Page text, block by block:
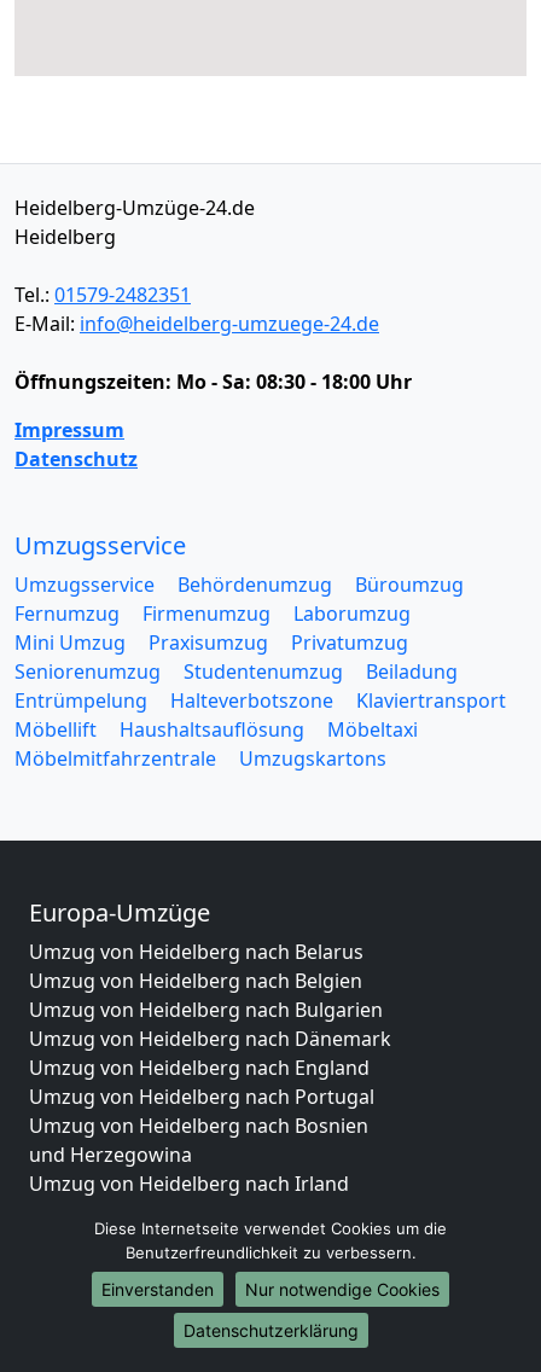
Heidelberg-Umzüge-24.de
Heidelberg
Tel.: 01579-2482351
E-Mail: info@heidelberg-umzuege-24.de
Öffnungszeiten: Mo - Sa: 08:30 - 18:00 Uhr
Impressum
Datenschutz
Umzugsservice
Umzugsservice Behördenumzug
Büroumzug
Fernumzug
Firmenumzug
Laborumzug
Mini Umzug
Praxisumzug
Privatumzug
Seniorenumzug
Studentenumzug
Beiladung
Entrümpelung
Halteverbotszone
Klaviertransport
Möbellift
Haushaltsauflösung
Möbeltaxi
Möbelmitfahrzentrale
Umzugskartons
Europa-Umzüge
Umzug von Heidelberg nach Belarus
Umzug von Heidelberg nach Belgien
Umzug von Heidelberg nach Bulgarien
Umzug von Heidelberg nach Dänemark
Umzug von Heidelberg nach England
Umzug von Heidelberg nach Portugal
Umzug von Heidelberg nach Bosnien
und Herzegowina
Umzug von Heidelberg nach Irland
Umzug von Heidelberg nach Zypern
Umzug von Heidelberg nach Kroatien
Umzug von Heidelberg nach Estland
Umzug von Heidelberg nach Finnland
Diese Internetseite verwendet Cookies um die
Benutzerfreundlichkeit zu verbessern.
Einverstanden
Nur notwendige Cookies
Datenschutzerklärung